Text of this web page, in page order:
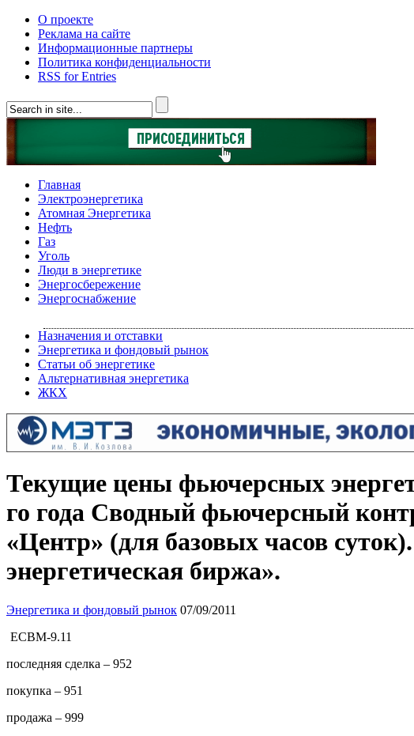
О проекте
Реклама на сайте
Информационные партнеры
Политика конфиденциальности
RSS for Entries
Главная
Электроэнергетика
Атомная Энергетика
Нефть
Газ
Уголь
Люди в энергетике
Энергосбережение
Энергоснабжение
Назначения и отставки
Энергетика и фондовый рынок
Статьи об энергетике
Альтернативная энергетика
ЖКХ
Текущие цены фьючерсных
го года Сводный фьючерсный
«Центр» (для базовых часов
энергетическая биржа».
Энергетика и фондовый рынок 07/09/2011
ECBM-9.11
последняя сделка – 952
покупка – 951
продажа – 999